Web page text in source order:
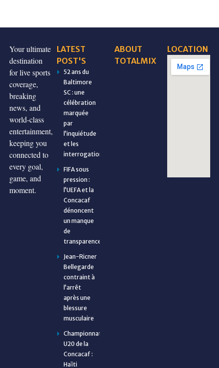
Your ultimate
destination
for live sports
coverage,
breaking
news, and
world-class
entertainment,
keeping you
connected to
every goal,
game, and
moment.
LATEST
POST'S
52 ans du
Baltimore
SC : une
célébration
marquée
par
l’inquiétude
et les
interrogations
FIFA sous
pression :
l’UEFA et la
Concacaf
dénoncent
un manque
de
transparence
Jean-Ricner
Bellegarde
contraint à
l’arrêt
après une
blessure
musculaire
Championnat
U20 de la
Concacaf :
Haïti
ABOUT
TOTALMIX
LOCATION